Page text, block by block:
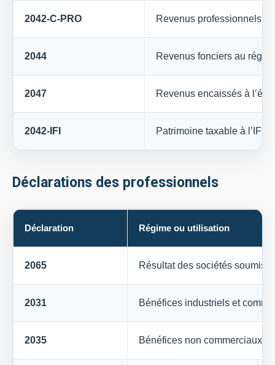
2042-C-PRO Revenus professionnels
2044 Revenus fonciers au
2047 Revenus encaissés à
2042-IFI Patrimoine taxable à l’IFI
Déclarations des professionnels
Déclaration Régime ou utilisation
2065 Résultat des sociétés
2031 Bénéfices industriels et
2035 Bénéfices non commerciaux